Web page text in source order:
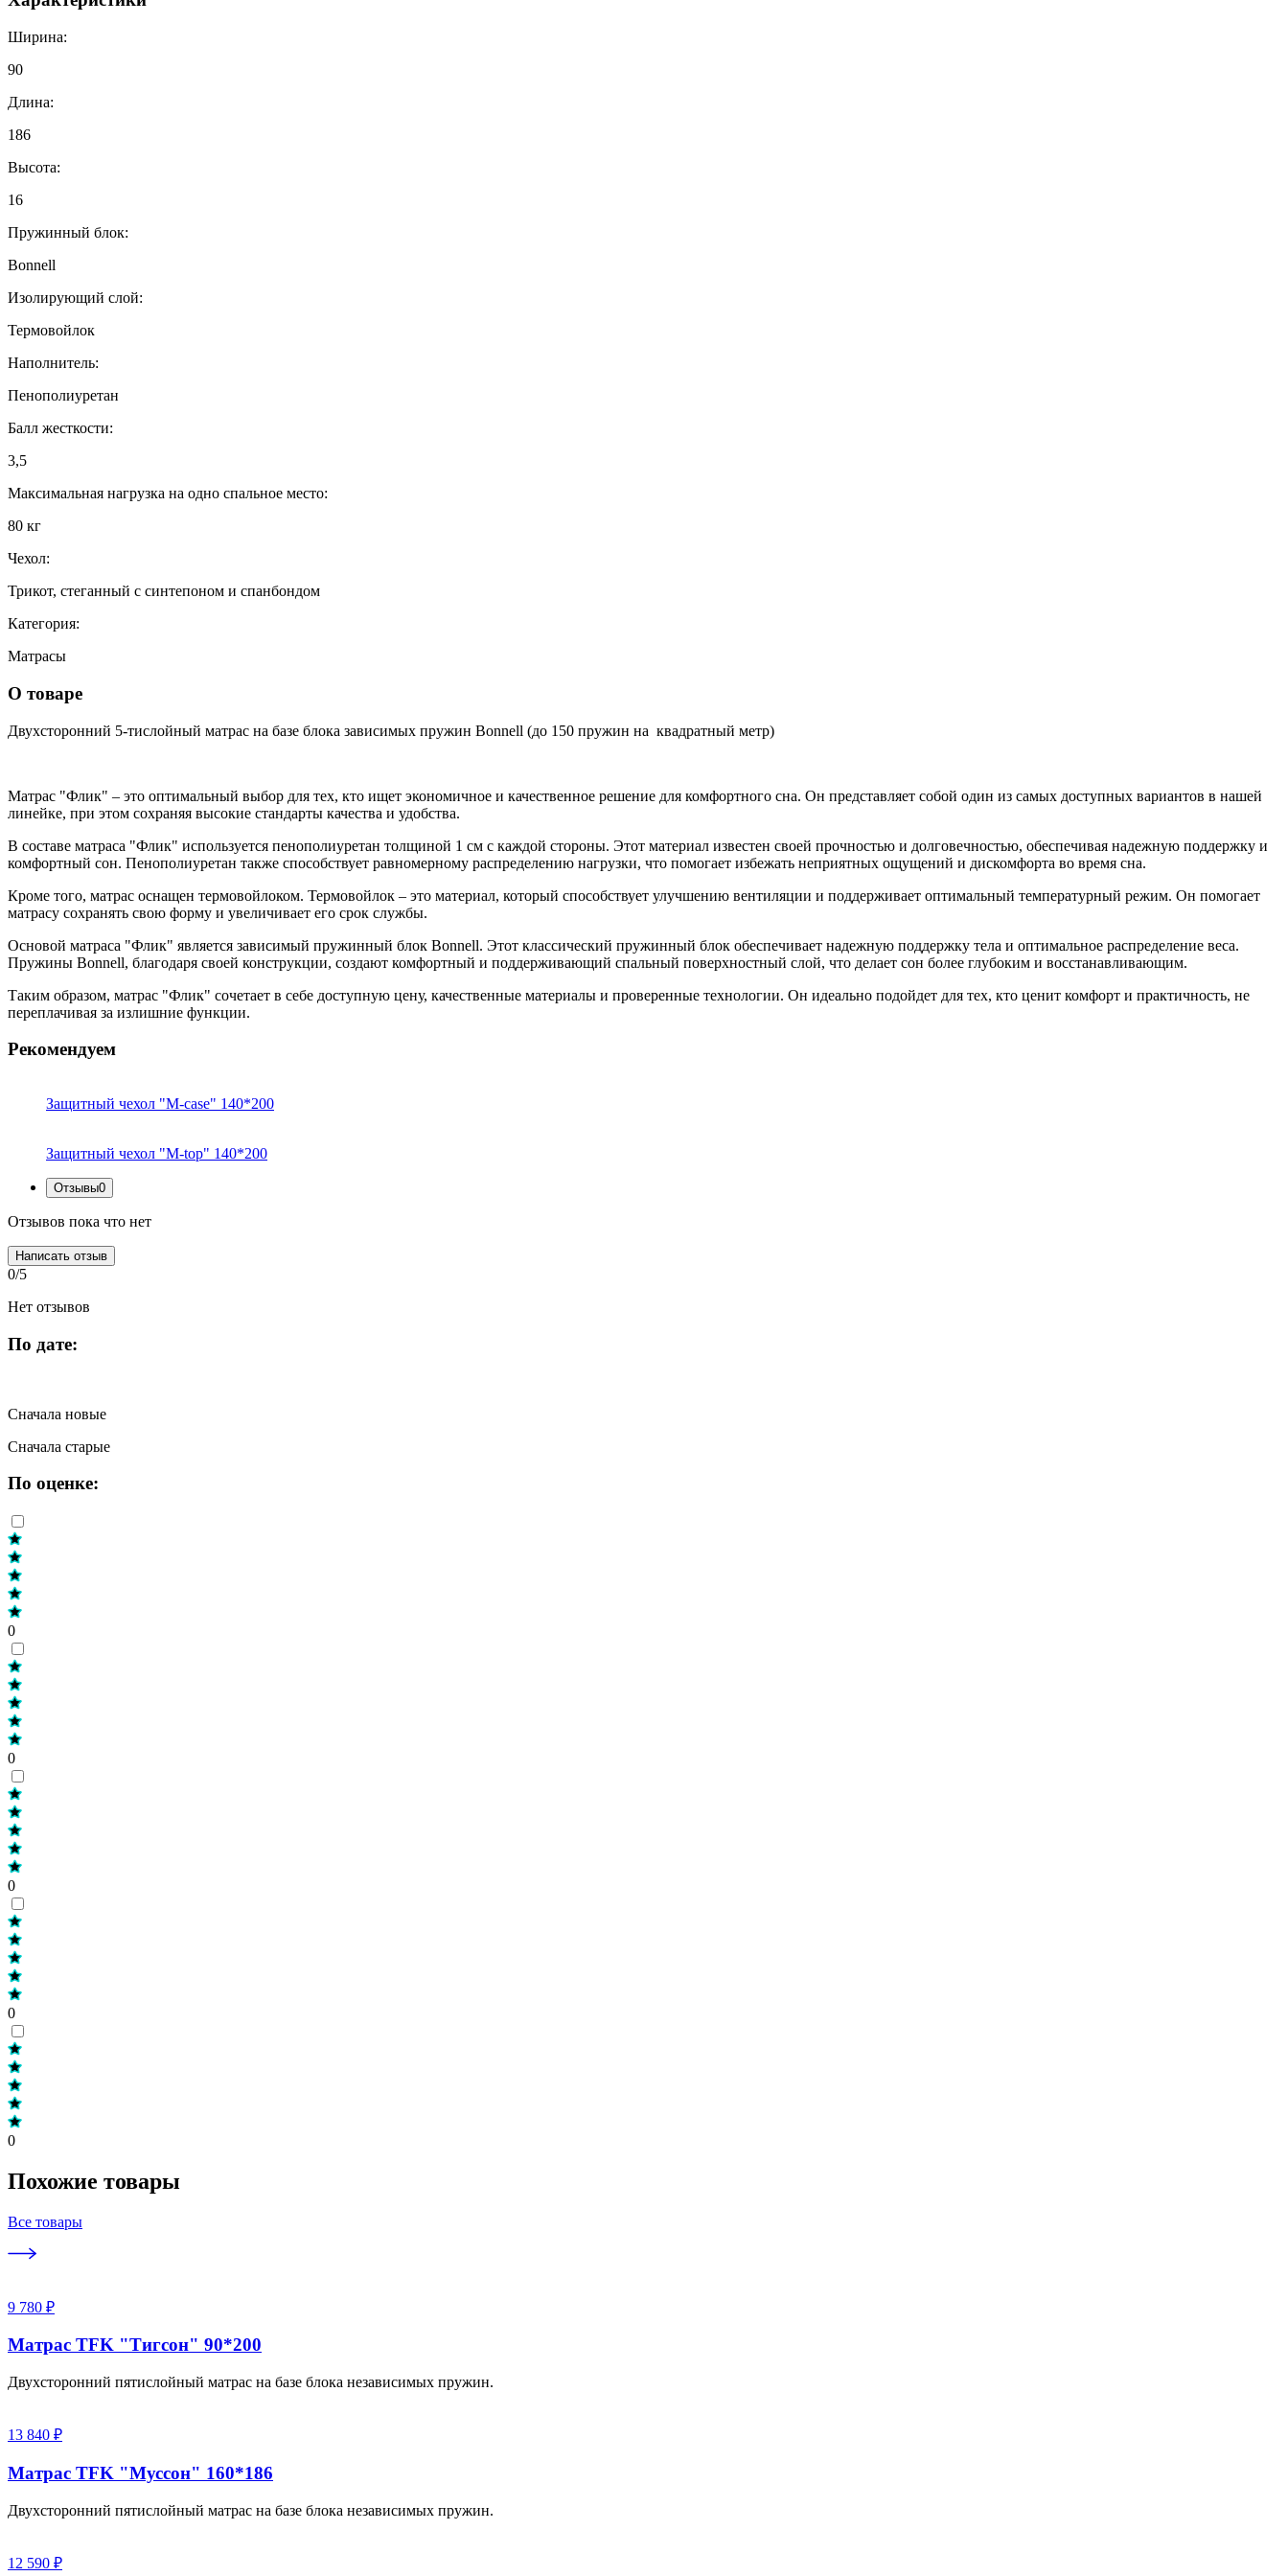
Ширина:
90
Длина:
186
Высота:
16
Пружинный блок:
Bonnell
Изолирующий слой:
Термовойлок
Наполнитель:
Пенополиуретан
Балл жесткости:
3,5
Максимальная нагрузка на одно спальное место:
80 кг
Чехол:
Трикот, стеганный с синтепоном и спанбондом
Категория:
Матрасы
О товаре
Двухсторонний 5-тислойный матрас на базе блока зависимых пружин Bonnell (до 150 пружин на квадратный метр)
Матрас "Флик" – это оптимальный выбор для тех, кто ищет экономичное и качественное решение для комфортного сна. Он представляет собой один из самых доступных вариантов в нашей
линейке, при этом сохраняя высокие стандарты качества и удобства.
В составе матраса "Флик" используется пенополиуретан толщиной 1 см с каждой стороны. Этот материал известен своей прочностью и долговечностью, обеспечивая надежную поддержку и
комфортный сон. Пенополиуретан также способствует равномерному распределению нагрузки, что помогает избежать неприятных ощущений и дискомфорта во время сна.
Кроме того, матрас оснащен термовойлоком. Термовойлок – это материал, который способствует улучшению вентиляции и поддерживает оптимальный температурный режим. Он помогает
матрасу сохранять свою форму и увеличивает его срок службы.
Основой матраса "Флик" является зависимый пружинный блок Bonnell. Этот классический пружинный блок обеспечивает надежную поддержку тела и оптимальное распределение веса.
Пружины Bonnell, благодаря своей конструкции, создают комфортный и поддерживающий спальный поверхностный слой, что делает сон более глубоким и восстанавливающим.
Таким образом, матрас "Флик" сочетает в себе доступную цену, качественные материалы и проверенные технологии. Он идеально подойдет для тех, кто ценит комфорт и практичность, не
переплачивая за излишние функции.
Рекомендуем
Защитный чехол "M-case" 140*200
Защитный чехол "M-top" 140*200
Отзывы0
Отзывов пока что нет
Написать отзыв
0/5
Нет отзывов
По дате:
Сначала новые
Сначала старые
По оценке:
0
0
0
0
0
Похожие товары
Все товары
9 780 ₽
Матрас TFK "Тигсон" 90*200
Двухсторонний пятислойный матрас на базе блока независимых пружин.
13 840 ₽
Матрас TFK "Муссон" 160*186
Двухсторонний пятислойный матрас на базе блока независимых пружин.
12 590 ₽